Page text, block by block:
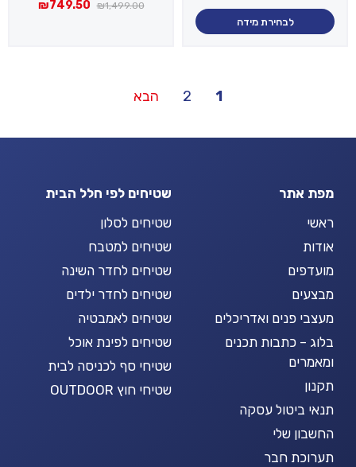
היה:
₪999.00.
הוא:
₪499.50.
לבחירת מידה
₪1,499.00
המחיר
₪749.50
המחיר
1
2 הבא
מפת אתר
ראשי
אודות
מועדפים
מבצעים
מעצבי פנים ואדריכלים
בלוג – כתבות תכנים
ומאמרים
תקנון
תנאי ביטול עסקה
החשבון שלי
תערוכת חבר
שטיחים לפי חלל הבית
שטיחים לסלון
שטיחים למטבח
שטיחים לחדר השינה
שטיחים לחדר ילדים
שטיחים לאמבטיה
שטיחים לפינת אוכל
שטיחי סף לכניסה לבית
שטיחי חוץ OUTDOOR